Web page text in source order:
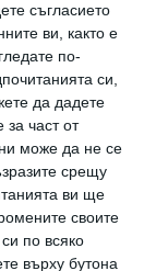
съгласието
ви, както е
по-
си,
да дадете
част от
може да не се
срещу
ви ще
своите
по всяко
върху бутона